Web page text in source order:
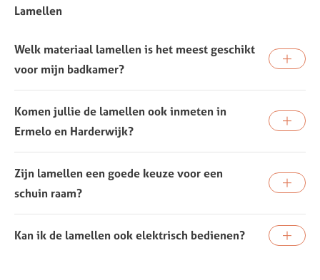
Lamellen
Welk materiaal lamellen is het meest geschikt
voor mijn badkamer?
Komen jullie de lamellen ook inmeten in
Ermelo en Harderwijk?
Zijn lamellen een goede keuze voor een
schuin raam?
Kan ik de lamellen ook elektrisch bedienen?